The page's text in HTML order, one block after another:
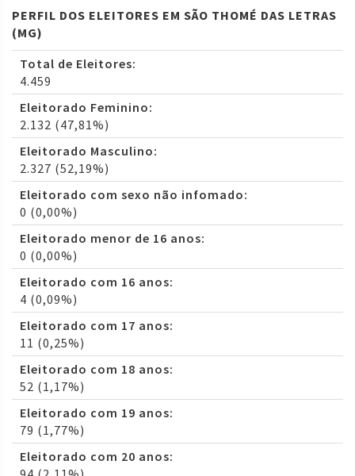
PERFIL DOS ELEITORES EM SÃO THOMÉ DAS LETRAS
(MG)
Total de Eleitores:
4.459
Eleitorado Feminino:
2.132 (47,81%)
Eleitorado Masculino:
2.327 (52,19%)
Eleitorado com sexo não infomado:
0 (0,00%)
Eleitorado menor de 16 anos:
0 (0,00%)
Eleitorado com 16 anos:
4 (0,09%)
Eleitorado com 17 anos:
11 (0,25%)
Eleitorado com 18 anos:
52 (1,17%)
Eleitorado com 19 anos:
79 (1,77%)
Eleitorado com 20 anos: